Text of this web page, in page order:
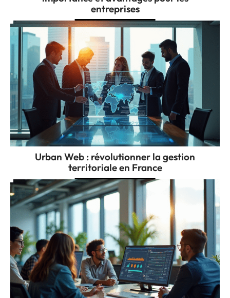
entreprises
Urban Web : révolutionner la gestion
territoriale en France